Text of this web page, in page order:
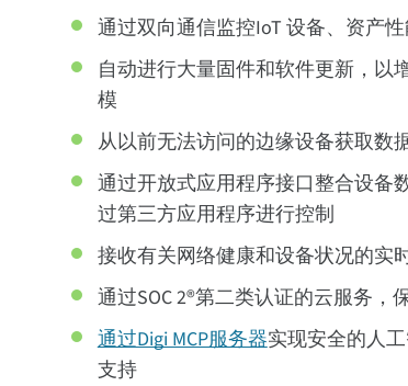
保障。
执行具
主
通过双向通信监控IoT 设备、资产
自动进行大量固件和软件更新，以
模
从以前无法访问的边缘设备获取数
通过开放式应用程序接口整合设备
过第三方应用程序进行控制
接收有关网络健康和设备状况的实
通过SOC 2®第二类认证的云服务
通过Digi MCP服务器实现安全的人
支持